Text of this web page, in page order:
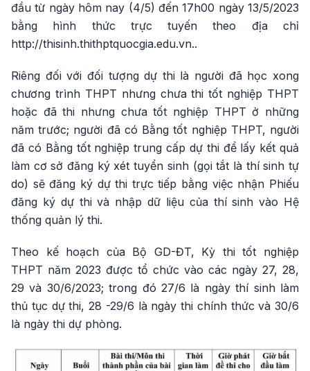
đầu từ ngày hôm nay (4/5) đến 17h00 ngày 13/5/2023
bằng hình thức trực tuyến theo địa chỉ
http://thisinh.thithptquocgia.edu.vn..
Riêng đối với đối tượng dự thi là người đã học xong
chương trình THPT nhưng chưa thi tốt nghiệp THPT
hoặc đã thi nhưng chưa tốt nghiệp THPT ở những
năm trước; người đã có Bằng tốt nghiệp THPT, người
đã có Bằng tốt nghiệp trung cấp dự thi để lấy kết quả
làm cơ sở đăng ký xét tuyển sinh (gọi tắt là thí sinh tự
do) sẽ đăng ký dự thi trực tiếp bằng việc nhận Phiếu
đăng ký dự thi và nhập dữ liệu của thí sinh vào Hệ
thống quản lý thi.
Theo kế hoạch của Bộ GD-ĐT, Kỳ thi tốt nghiệp
THPT năm 2023 được tổ chức vào các ngày 27, 28,
29 và 30/6/2023; trong đó 27/6 là ngày thí sinh làm
thủ tục dự thi, 28 -29/6 là ngày thi chính thức và 30/6
là ngày thi dự phòng.